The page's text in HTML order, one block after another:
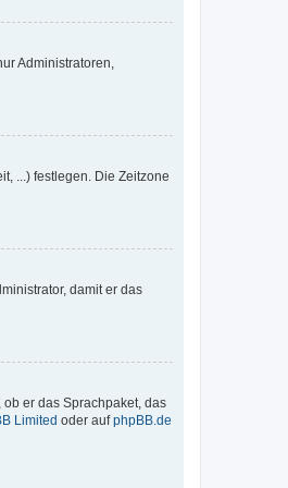
Administratoren,
...) festlegen. Die Zeitzone
damit er das
er das Sprachpaket, das
Limited oder aufphpBB.de